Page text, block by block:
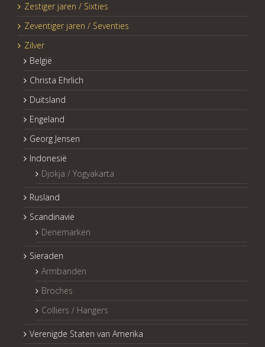
Zestiger jaren / Sixties
Zeventiger jaren / Seventies
Zilver
België
Christa Ehrlich
Duitsland
Engeland
Georg Jensen
Indonesië
Djokja / Yogyakarta
Rusland
Scandinavië
Denemarken
Sieraden
Armbanden
Broches
Colliers / Hangers
Verenigde Staten van Amerika